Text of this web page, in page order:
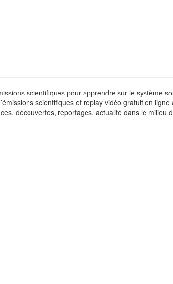
scientifiques pour apprendre sur le système
scientifiques et replay vidéo gratuit en
découvertes, reportages, actualité dans le milieu